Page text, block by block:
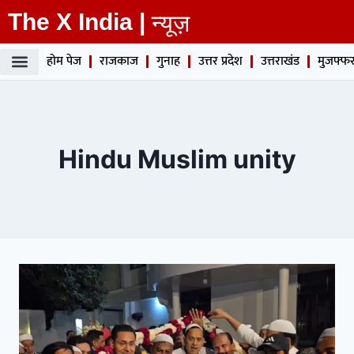
The X India | न्यूज़
होम पेज राजकाज गुनाह उत्तर प्रदेश उत्तराखंड
Hindu Muslim unity